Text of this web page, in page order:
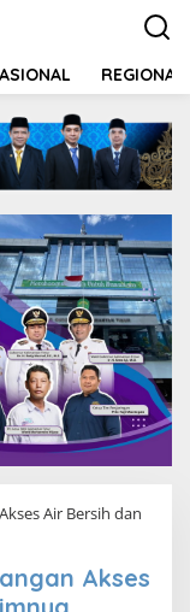
REGIONAL
Air Bersih dan
Akses